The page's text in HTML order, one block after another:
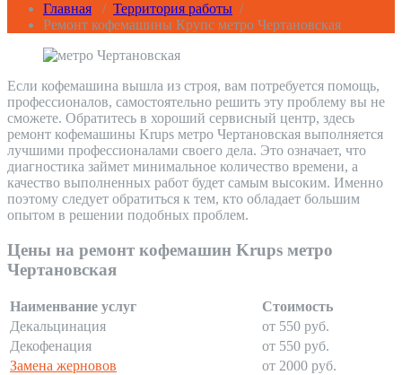
Главная / Территория работы /
Ремонт кофемашины Крупс метро Чертановская
Если кофемашина вышла из строя, вам потребуется помощь,
профессионалов, самостоятельно решить эту проблему вы не
сможете. Обратитесь в хороший сервисный центр, здесь
ремонт кофемашины Krups метро Чертановская выполняется
лучшими профессионалами своего дела. Это означает, что
диагностика займет минимальное количество времени, а
качество выполненных работ будет самым высоким. Именно
поэтому следует обратиться к тем, кто обладает большим
опытом в решении подобных проблем.
Цены на ремонт кофемашин Krups метро
Чертановская
Наименвание услуг
Стоимость
Декальцинация
от 550 руб.
Декофенация
от 550 руб.
Замена жерновов
от 2000 руб.